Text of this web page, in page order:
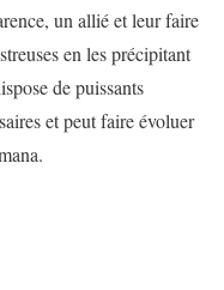
un allié et leur faire
en les précipitant
de puissants
et peut faire évoluer